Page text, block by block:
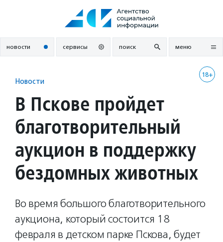
новости сервисы поиск меню
18+
Новости
В Пскове пройдет
благотворительный
аукцион в поддержку
бездомных животных
Во время большого благотворительного
аукциона, который состоится 18
февраля в детском парке Пскова, будет